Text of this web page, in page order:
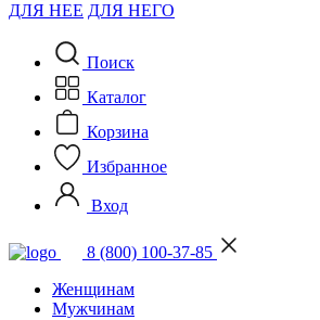
ДЛЯ НЕЕ ДЛЯ НЕГО
Поиск
Каталог
Корзина
Избранное
Вход
8 (800) 100-37-85
Женщинам
Мужчинам